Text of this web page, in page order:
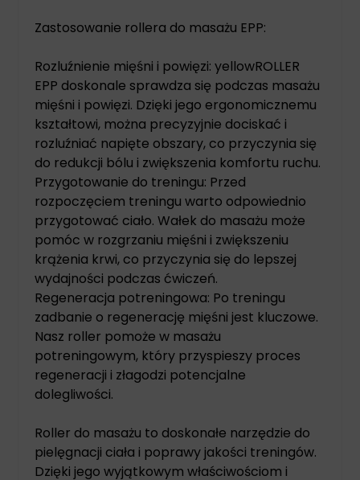
Zastosowanie rollera do masażu EPP:
Rozluźnienie mięśni i powięzi: yellowROLLER
EPP doskonale sprawdza się podczas masażu
mięśni i powięzi. Dzięki jego ergonomicznemu
kształtowi, można precyzyjnie dociskać i
rozluźniać napięte obszary, co przyczynia się
do redukcji bólu i zwiększenia komfortu ruchu.
Przygotowanie do treningu: Przed
rozpoczęciem treningu warto odpowiednio
przygotować ciało. Wałek do masażu może
pomóc w rozgrzaniu mięśni i zwiększeniu
krążenia krwi, co przyczynia się do lepszej
wydajności podczas ćwiczeń.
Regeneracja potreningowa: Po treningu
zadbanie o regenerację mięśni jest kluczowe.
Nasz roller pomoże w masażu
potreningowym, który przyspieszy proces
regeneracji i złagodzi potencjalne
dolegliwości.
Roller do masażu to doskonałe narzędzie do
pielęgnacji ciała i poprawy jakości treningów.
Dzięki jego wyjątkowym właściwościom i